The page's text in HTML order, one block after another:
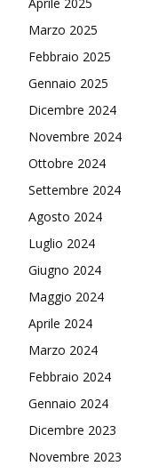
Marzo 2025
Febbraio 2025
Gennaio 2025
Dicembre 2024
Novembre 2024
Ottobre 2024
Settembre 2024
Agosto 2024
Luglio 2024
Giugno 2024
Maggio 2024
Aprile 2024
Marzo 2024
Febbraio 2024
Gennaio 2024
Dicembre 2023
Novembre 2023